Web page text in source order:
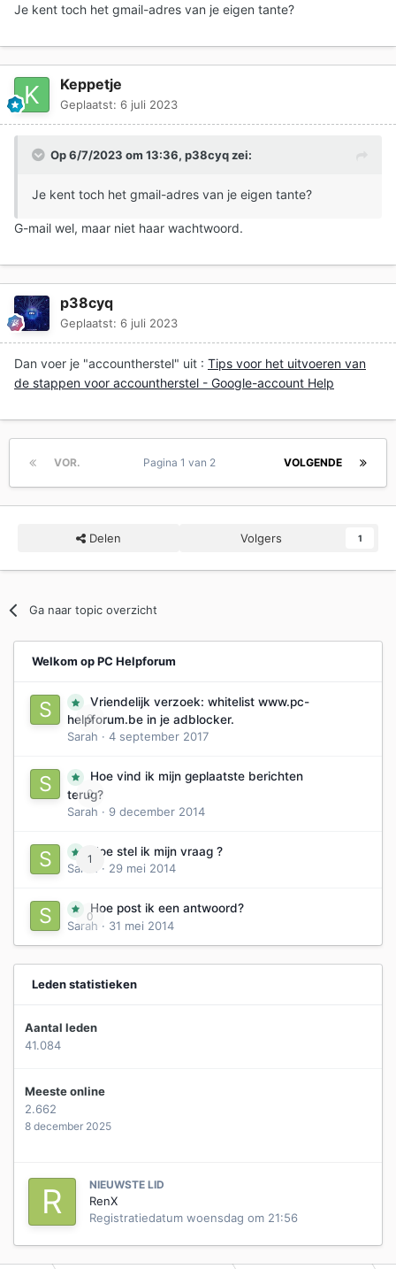
Je kent toch het gmail-adres van je eigen tante?
Keppetje
Geplaatst: 6 juli 2023
Op 6/7/2023 om 13:36, p38cyqzei:
Je kent toch het gmail-adres van je eigen tante?
G-mail wel, maar niet haar wachtwoord.
p38cyq
Geplaatst: 6 juli 2023
Dan voer je "accountherstel" uit : Tips voor het uitvoeren van
de stappen voor accountherstel - Google-account Help
VOR. VOLGENDE
Pagina 1 van 2
Delen Volgers 1
Ga naar topic overzicht
Welkom op PC Helpforum
0
Vriendelijk verzoek: whitelist www.pc-
helpforum.be in je adblocker.
Sarah · 4 september 2017
0
Hoe vind ik mijn geplaatste berichten
terug?
Sarah · 9 december 2014
1
Hoe stel ik mijn vraag ?
Sarah
· 29 mei 2014
0
Hoe post ik een antwoord?
Sarah · 31 mei 2014
Leden statistieken
Aantal leden
41.084
Meeste online
2.662
8 december 2025
NIEUWSTE LID
RenX
Registratiedatum woensdag om 21:56